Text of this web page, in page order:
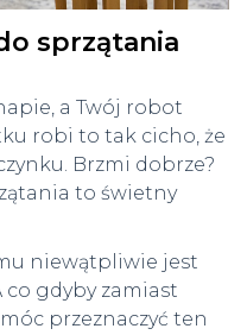
sprzątania
a Twój robot
robi to tak cicho, że
Brzmi dobrze?
to świetny
niewątpliwie jest
co gdyby zamiast
przeznaczyć ten